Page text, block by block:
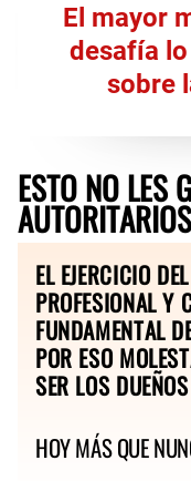
El mayor
desafía
sobre
ESTO NO LES
AUTORITARIOS
EL EJERCICIO
PROFESIONAL Y
FUNDAMENTAL
POR ESO
SER LOS
HOY MÁS QUE